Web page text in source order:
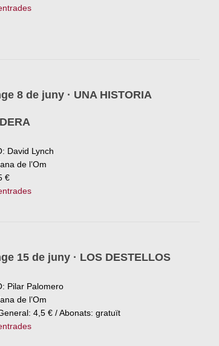
8 de juny · UNA HISTORIA
David Lynch
de l’Om
€
15 de juny · LOS DESTELLOS
Pilar Palomero
de l’Om
4,5 € / Abonats: gratuït